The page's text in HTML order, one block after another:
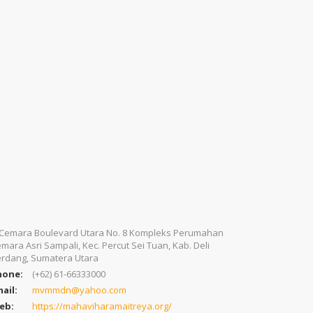
Cemara Boulevard Utara No. 8 Kompleks Perumahan
Asri Sampali, Kec. Percut Sei Tuan, Kab. Deli
Sumatera Utara
(+62) 61-66333000
mvmmdn@yahoo.com
https://mahaviharamaitreya.org/